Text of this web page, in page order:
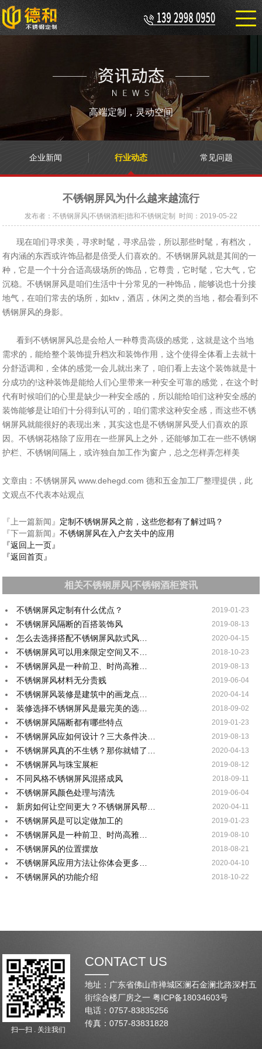
高端定制，灵动空间
企业新闻 行业动态 常见问题
不锈钢屏风为什么越来越流行
发布者：不锈钢屏风|不锈钢酒柜|德和不锈钢定制 时间：2019-05-22
现在咱们寻求美，寻求时髦，寻求品尝，所以那些时髦，有档次，
有内涵的东西或许饰品都是倍受人们喜欢的。不锈钢屏风就是其间的一
种，它是一个十分合适高级场所的饰品，它尊贵，它时髦，它大气，它
沉稳。不锈钢屏风是咱们生活中十分常见的一种饰品，能够说也十分接
地气，在咱们常去的场所，如ktv，酒店，休闲之类的当地，都会看到不
锈钢屏风的身影。
看到不锈钢屏风总是会给人一种尊贵高级的感觉，这就是这个当地
需求的，能给整个装饰提升档次和装饰作用，这个使得全体看上去就十
分舒适调和，全体的感觉一会儿就出来了，咱们看上去这个装饰就是十
分成功的!这种装饰是能给人们心里带来一种安全可靠的感觉，在这个时
代有时候咱们的心里是缺少一种安全感的，所以能给咱们这种安全感的
装饰能够是让咱们十分得到认可的，咱们需求这种安全感，而这些不锈
钢屏风就能很好的表现出来，其实这也是不锈钢屏风受人们喜欢的原
因。不锈钢花格除了应用在一些屏风上之外，还能够加工在一些不锈钢
护栏、不锈钢间隔上，或许独自加工作为窗户，总之怎样弄怎样美
文章由：不锈钢屏风 www.dehegd.com 德和五金加工厂整理提供，此
文观点不代表本站观点
『上一篇新闻』 定制不锈钢屏风之前，这些您都有了解过吗？
『下一篇新闻』不锈钢屏风在入户玄关中的应用
『返回上一页』
『返回首页』
相关不锈钢屏风|不锈钢酒柜资讯
不锈钢屏风定制有什么优点？ 2019-01-23
不锈钢屏风隔断的百搭装饰风 2019-08-13
怎么去选择搭配不锈钢屏风款式风… 2020-04-15
不锈钢屏风可以用来限定空间又不… 2018-10-23
不锈钢屏风是一种前卫、时尚高雅… 2019-08-13
不锈钢屏风材料无分贵贱 2019-06-04
不锈钢屏风装修是建筑中的画龙点… 2020-04-14
装修选择不锈钢屏风是最完美的选… 2018-09-02
不锈钢屏风隔断都有哪些特点 2019-01-23
不锈钢屏风应如何设计？三大条件决… 2019-08-13
不锈钢屏风真的不生锈？那你就错了… 2020-04-13
不锈钢屏风与珠宝展柜 2019-08-12
不同风格不锈钢屏风混搭成风 2018-09-11
不锈钢屏风颜色处理与清洗 2019-06-04
新房如何让空间更大？不锈钢屏风帮… 2020-04-11
不锈钢屏风是可以定做加工的 2019-01-23
不锈钢屏风是一种前卫、时尚高雅… 2019-08-10
不锈钢屏风的位置摆放 2018-08-21
不锈钢屏风应用方法让你体会更多… 2020-04-10
不锈钢屏风的功能介绍 2018-10-22
扫一扫 . 关注我们
CONTACT US
地址：广东省佛山市禅城区澜石金澜北路深村五
街综合楼厂房之一 粤ICP备18034603号
电话：0757-83835256
传真：0757-83831828